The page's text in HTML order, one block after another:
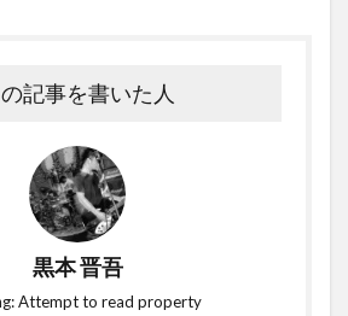
記事を書いた人
黒本 晋吾
Attempt to read property